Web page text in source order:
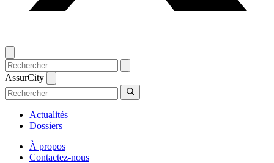
AssurCity
Actualités
Dossiers
À propos
Contactez-nous